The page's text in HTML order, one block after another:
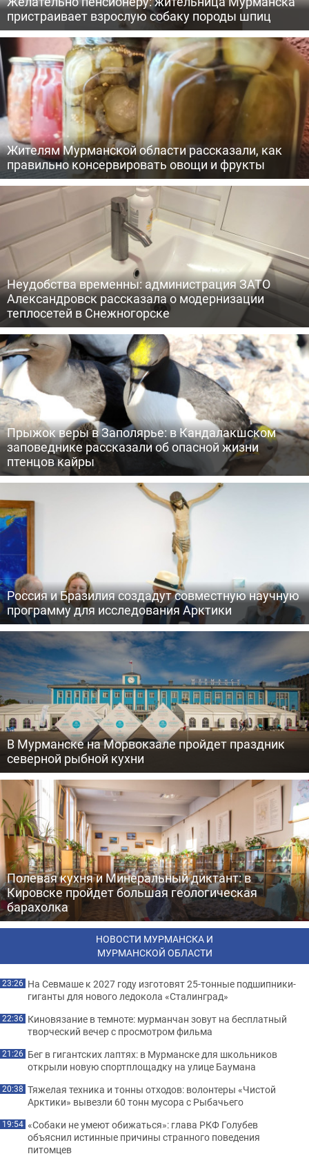
пристраивает взрослую собаку породы шпиц
Жителям Мурманской области рассказали, как
правильно консервировать овощи и фрукты
Неудобства временны: администрация ЗАТО
Александровск рассказала о модернизации
теплосетей в Снежногорске
Прыжок веры в Заполярье: в Кандалакшском
заповеднике рассказали об опасной жизни
птенцов кайры
Россия и Бразилия создадут совместную научную
программу для исследования Арктики
В Мурманске на Морвокзале пройдет праздник
северной рыбной кухни
Полевая кухня и Минеральный диктант: в
Кировске пройдет большая геологическая
барахолка
НОВОСТИ МУРМАНСКА И
МУРМАНСКОЙ ОБЛАСТИ
23:26 На Севмаше к 2027 году изготовят 25-тонные подшипники-
гиганты для нового ледокола «Сталинград»
22:36 Киновязание в темноте: мурманчан зовут на бесплатный
творческий вечер с просмотром фильма
21:26 Бег в гигантских лаптях: в Мурманске для школьников
открыли новую спортплощадку на улице Баумана
20:38 Тяжелая техника и тонны отходов: волонтеры «Чистой
Арктики» вывезли 60 тонн мусора с Рыбачьего
19:54 «Собаки не умеют обижаться»: глава РКФ Голубев
объяснил истинные причины странного поведения
питомцев